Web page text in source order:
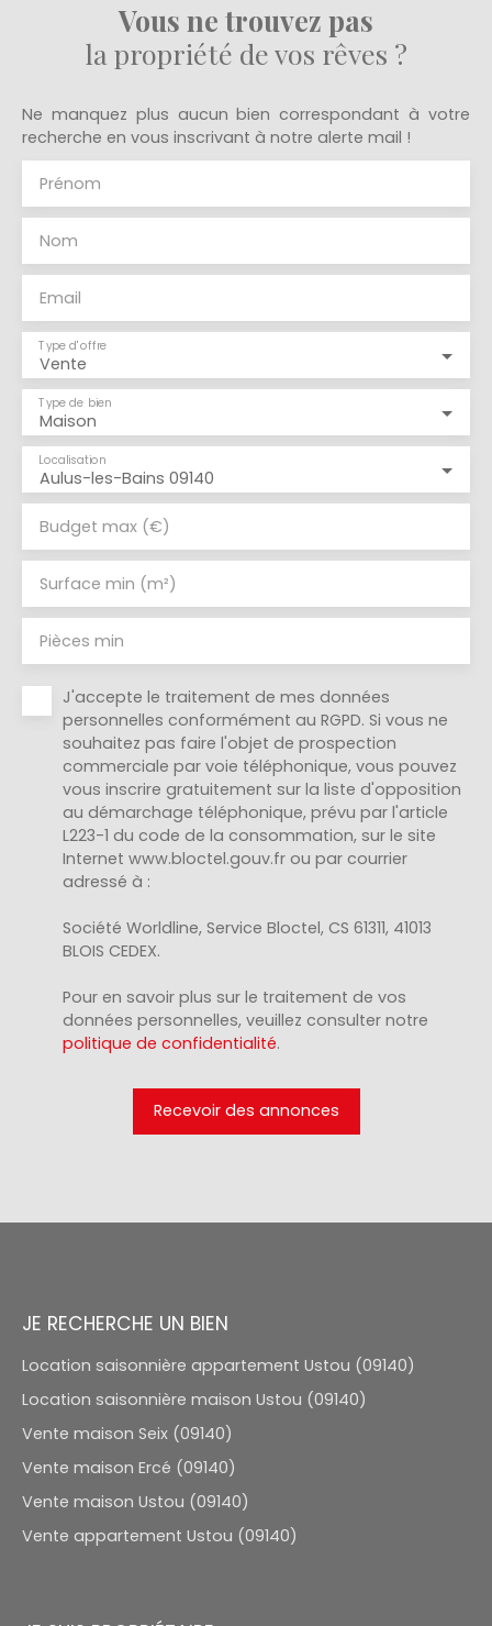
Vous ne trouvez pas
la propriété de vos rêves ?
Ne manquez plus aucun bien correspondant à votre
recherche en vous inscrivant à notre alerte mail !
Prénom
Nom
Email
Vente
Type d'offre
Maison
Type de bien
Aulus-les-Bains 09140
Localisation
Budget max (€)
Surface min (m²)
Pièces min
J'accepte le traitement de mes données
personnelles conformément au RGPD. Si vous ne
souhaitez pas faire l'objet de prospection
commerciale par voie téléphonique, vous pouvez
vous inscrire gratuitement sur la liste d'opposition
au démarchage téléphonique, prévu par l'article
L223-1 du code de la consommation, sur le site
Internet www.bloctel.gouv.fr ou par courrier
adressé à :
Société Worldline, Service Bloctel, CS 61311, 41013
BLOIS CEDEX.
Pour en savoir plus sur le traitement de vos
données personnelles, veuillez consulter notre
politique de confidentialité.
Recevoir des annonces
JE RECHERCHE UN BIEN
Location saisonnière appartement Ustou (09140)
Location saisonnière maison Ustou (09140)
Vente maison Seix (09140)
Vente maison Ercé (09140)
Vente maison Ustou (09140)
Vente appartement Ustou (09140)